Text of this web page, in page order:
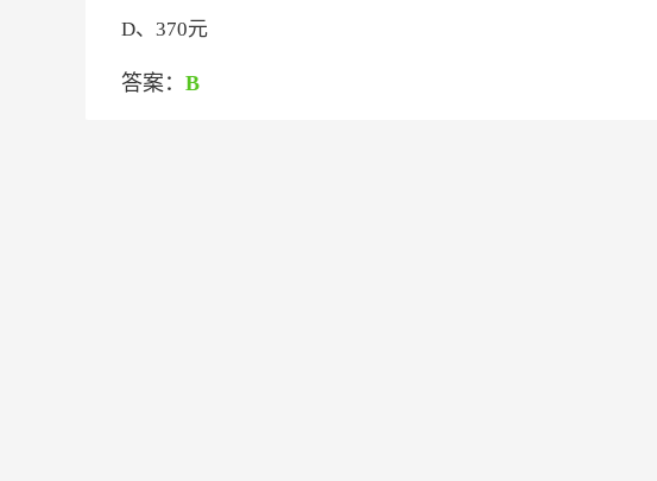
D、370元
答案： B